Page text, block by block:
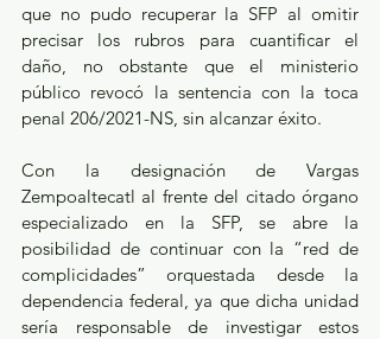
que no pudo recuperar la SFP al omitir
precisar los rubros para cuantificar el
daño, no obstante que el ministerio
público revocó la sentencia con la toca
penal 206/2021-NS, sin alcanzar éxito.
Con la designación de Vargas
Zempoaltecatl al frente del citado órgano
especializado en la SFP, se abre la
posibilidad de continuar con la “red de
complicidades” orquestada desde la
dependencia federal, ya que dicha unidad
sería responsable de investigar estos